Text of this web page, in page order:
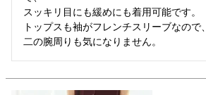
スッキリ目にも緩めにも着用可能です。
トップスも袖がフレンチスリーブなので、
二の腕周りも気になりません。